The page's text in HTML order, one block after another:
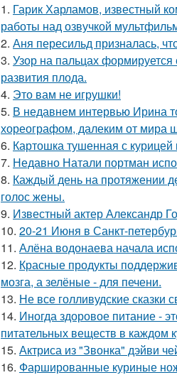
1. Гарик Харламов, известный
работы над озвучкой
2. Аня пересильд призналась,
3. Узор на пальцах
развития плода.
4. Это вам не игрушки!
5. В недавнем интервью Ирина
хореографом, далеким от мира
6. Картошка тушенная с курицей
7. Недавно Натали портман
8. Каждый день на протяжении
голос жены.
9. Известный актер Александр
10. 20-21 Июня в Санкт-
11. Алёна водонаева начала
12. Красные продукты
мозга, а зелёные - для печени.
13. Не все голливудские сказки
14. Иногда здоровое питание -
питательных веществ в каждом
15. Актриса из "Звонка" дэйви
16. Фаршированные куриные